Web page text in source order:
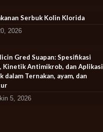
Serbuk Kolin Klorida
2026
Gred Suapan: Spesifikasi
Kinetik Antimikrob, dan Aplikasi
dalam Ternakan, ayam, dan
5, 2026